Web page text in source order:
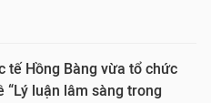
tế Hồng Bàng vừa tổ chức
“Lý luận lâm sàng trong